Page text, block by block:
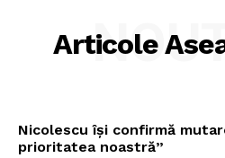
Articole
Nicolescu își confirmă
prioritatea noastră”